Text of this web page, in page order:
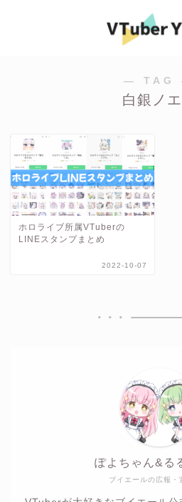
― TAG
白銀ノ
ホロライブ所属VTuberの
LINEスタンプまとめ
2022-10-07
ブイエールの広報・
ぽよちゃん&る